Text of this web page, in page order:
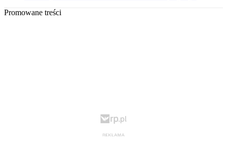
Promowane treści